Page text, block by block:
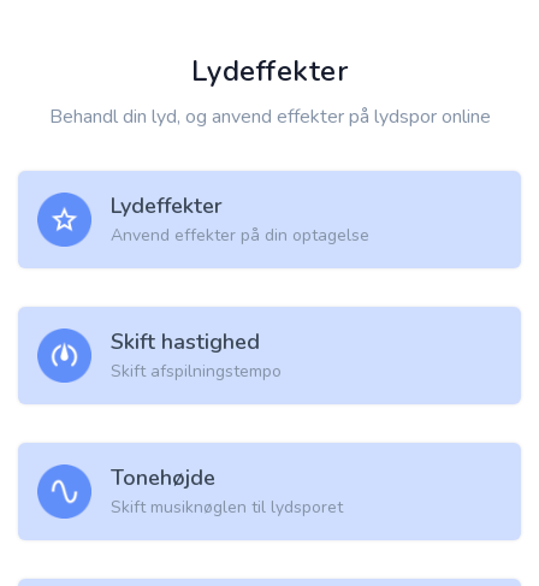
Lydeffekter
Behandl din lyd, og anvend effekter på lydspor online
Lydeffekter
Anvend effekter på din optagelse
Skift hastighed
Skift afspilningstempo
Tonehøjde
Skift musiknøglen til lydsporet